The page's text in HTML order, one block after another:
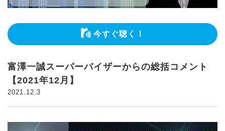
今すぐ聴く！
富澤一誠スーパーバイザーからの総括コメント
【2021年12月】
2021.12.3